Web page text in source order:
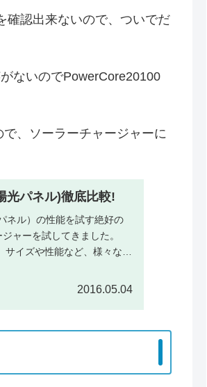
確認出来ないので、ついでだ
ないのでPowerCore20100
、ソーラーチャージャーに
光パネル)徹底比較!
ネル）の性能を試す絶好の
ャーを試してきました。
イズや性能など、様々な側
2016.05.04